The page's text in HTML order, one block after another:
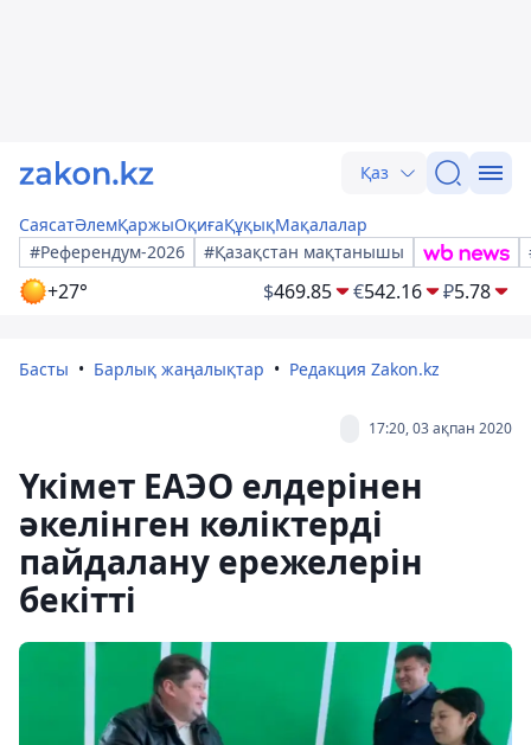
Қаз
СаясатӘлемҚаржыОқиғаҚұқықМақалалар
#Референдум-2026
#Қазақстан мақтанышы
+27° $469.85 €542.16 ₽5.78
Басты Барлық жаңалықтар Редакция Zakon.kz
17:20, 03 ақпан 2020
Үкімет ЕАЭО елдерінен
әкелінген көліктерді
пайдалану ережелерін
бекітті